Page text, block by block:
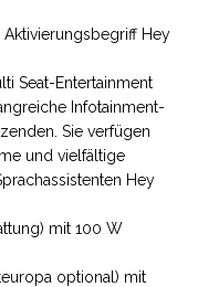
Aktivierungsbegriff Hey
Seat-Entertainment
Infotainment-
Sie verfügen
und vielfältige
Hey
mit 100 W
optional) mit